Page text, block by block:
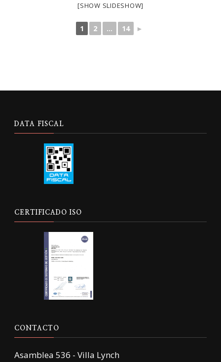
[SHOW SLIDESHOW]
1 2 ... 14 ►
DATA FISCAL
CERTIFICADO ISO
CONTACTO
Asamblea 536 - Villa Lynch